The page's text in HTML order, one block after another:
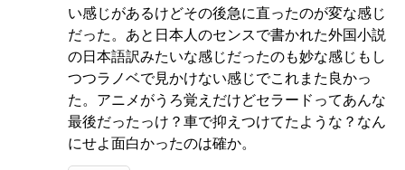
い感じがあるけどその後急に直ったのが変な感じ
だった。あと日本人のセンスで書かれた外国小説
の日本語訳みたいな感じだったのも妙な感じもし
つつラノベで見かけない感じでこれまた良かっ
た。アニメがうろ覚えだけどセラードってあんな
最後だったっけ？車で抑えつけてたような？なん
にせよ面白かったのは確か。